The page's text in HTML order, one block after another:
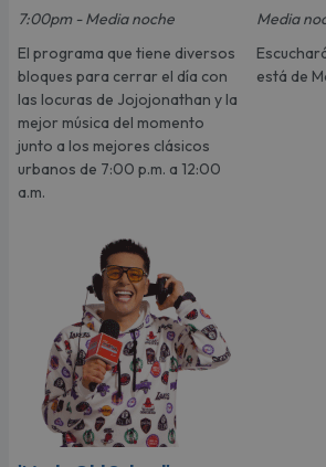
7:00pm - Media noche
El programa que tiene diversos
bloques para cerrar el día con
las locuras de Jojojonathan y la
mejor música del momento
junto a los mejores clásicos
urbanos de 7:00 p.m. a 12:00
a.m.
Media
está de